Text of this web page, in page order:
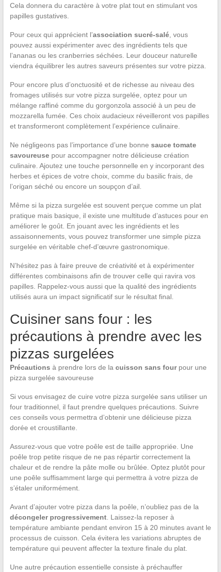
Cela donnera du caractère à votre plat tout en stimulant vos
papilles gustatives.
Pour ceux qui apprécient l’association sucré-salé, vous
pouvez aussi expérimenter avec des ingrédients tels que
l’ananas ou les cranberries séchées. Leur douceur naturelle
viendra équilibrer les autres saveurs présentes sur votre pizza.
Pour encore plus d’onctuosité et de richesse au niveau des
fromages utilisés sur votre pizza surgelée, optez pour un
mélange raffiné comme du gorgonzola associé à un peu de
mozzarella fumée. Ces choix audacieux réveilleront vos papilles
et transformeront complètement l’expérience culinaire.
Ne négligeons pas l’importance d’une bonne sauce tomate
savoureusepour accompagner notre délicieuse création
culinaire. Ajoutez une touche personnelle en y incorporant des
herbes et épices de votre choix, comme du basilic frais, de
l’origan séché ou encore un soupçon d’ail.
Même si la pizza surgelée est souvent perçue comme un plat
pratique mais basique, il existe une multitude d’astuces pour en
améliorer le goût. En jouant avec les ingrédients et les
assaisonnements, vous pouvez transformer une simple pizza
surgelée en véritable chef-d’œuvre gastronomique.
N’hésitez pas à faire preuve de créativité et à expérimenter
différentes combinaisons afin de trouver celle qui ravira vos
papilles. Rappelez-vous aussi que la qualité des ingrédients
utilisés aura un impact significatif sur le résultat final.
Cuisiner sans four : les
précautions à prendre avec les
pizzas surgelées
Précautions à prendre lors de la cuisson sans fourpour une
pizza surgelée savoureuse
Si vous envisagez de cuire votre pizza surgelée sans utiliser un
four traditionnel, il faut prendre quelques précautions. Suivre
ces conseils vous permettra d’obtenir une délicieuse pizza
dorée et croustillante.
Assurez-vous que votre poêle est de taille appropriée. Une
poêle trop petite risque de ne pas répartir correctement la
chaleur et de rendre la pâte molle ou brûlée. Optez plutôt pour
une poêle suffisamment large qui permettra à votre pizza de
s’étaler uniformément.
Avant d’ajouter votre pizza dans la poêle, n’oubliez pas de la
décongeler progressivement. Laissez-la reposer à
température ambiante pendant environ 15 à 20 minutes avant le
processus de cuisson. Cela évitera les variations abruptes de
température qui peuvent affecter la texture finale du plat.
Une autre précaution essentielle consiste à préchauffer